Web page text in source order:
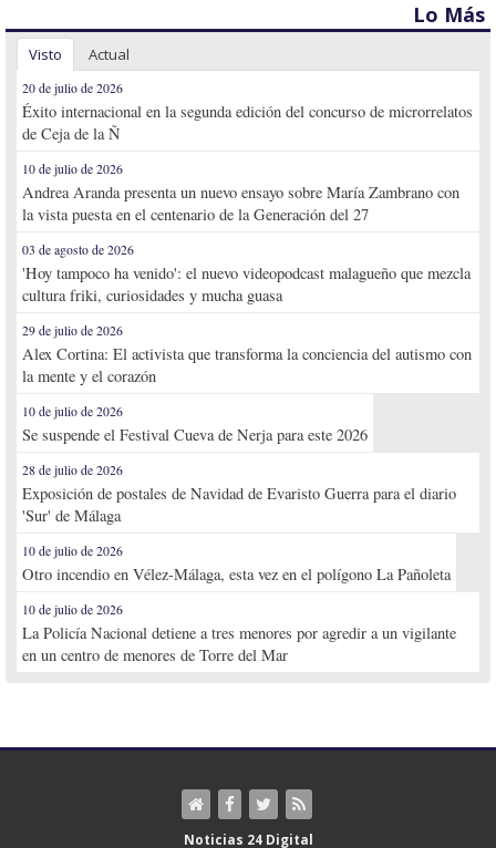
Lo Más
Visto Actual
20 de julio de 2026
Éxito internacional en la segunda edición del concurso de microrrelatos
de Ceja de la Ñ
10 de julio de 2026
Andrea Aranda presenta un nuevo ensayo sobre María Zambrano con
la vista puesta en el centenario de la Generación del 27
03 de agosto de 2026
'Hoy tampoco ha venido': el nuevo videopodcast malagueño que mezcla
cultura friki, curiosidades y mucha guasa
29 de julio de 2026
Alex Cortina: El activista que transforma la conciencia del autismo con
la mente y el corazón
10 de julio de 2026
Se suspende el Festival Cueva de Nerja para este 2026
28 de julio de 2026
Exposición de postales de Navidad de Evaristo Guerra para el diario
'Sur' de Málaga
10 de julio de 2026
Otro incendio en Vélez-Málaga, esta vez en el polígono La Pañoleta
10 de julio de 2026
La Policía Nacional detiene a tres menores por agredir a un vigilante
en un centro de menores de Torre del Mar
Noticias 24 Digital